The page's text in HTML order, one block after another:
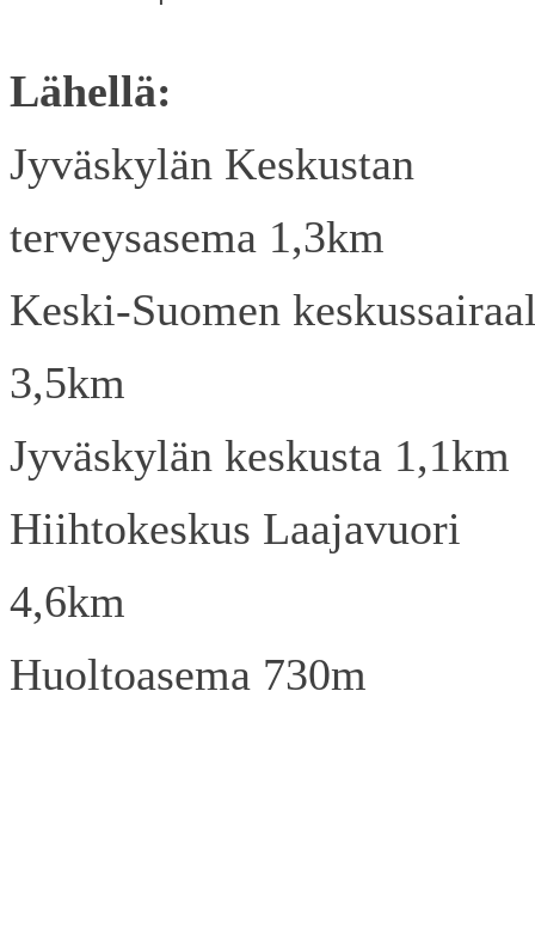
Lähellä:
Jyväskylän Keskustan
terveysasema 1,3km
Keski-Suomen
3,5km
Jyväskylän keskusta 1,1km
Hiihtokeskus Laajavuori
4,6km
Huoltoasema 730m